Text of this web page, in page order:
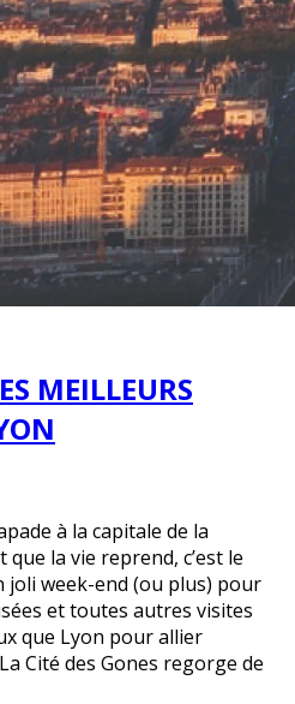
MEILLEURS
à la capitale de la
la vie reprend, c’est le
joli week-end (ou plus) pour
et toutes autres visites
que Lyon pour allier
Cité des Gones regorge de